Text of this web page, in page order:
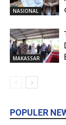
NASIONAL
MAKASSAR
POPULER